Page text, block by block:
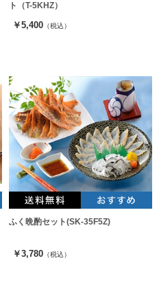
ト（T-5KHZ）
￥5,400 （税込）
ふく晩酌セット(SK-35F5Z)
￥3,780 （税込）